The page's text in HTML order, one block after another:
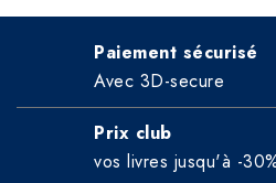
Paiement sécurisé
Avec 3D-secure
Prix club
vos livres jusqu'à -